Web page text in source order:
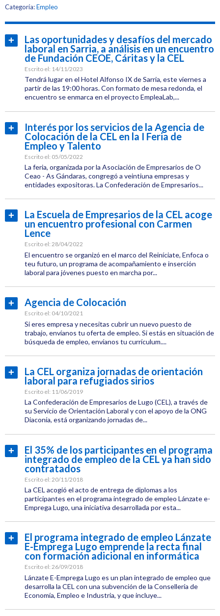
Categoría:Empleo
Etiquetas:
Jornadas
Empleo
Las oportunidades y desafíos del mercado
laboral en Sarria, a análisis en un encuentro
de Fundación CEOE, Cáritas y la CEL
Escrito el: 14/11/2023
Tendrá lugar en el Hotel Alfonso IX de Sarria, este viernes a
partir de las 19:00 horas. Con formato de mesa redonda, el
encuentro se enmarca en el proyecto EmpleaLab,...
más...
Empleo
Etiquetas:
CEL
Jornadas
Empleo
Interés por los servicios de la Agencia de
Colocación de la CEL en la I Feria de
Empleo y Talento
Escrito el: 05/05/2022
La feria, organizada por la Asociación de Empresarios de O
Ceao - As Gándaras, congregó a veintiuna empresas y
entidades expositoras. La Confederación de Empresarios...
más...
Empleo
Etiquetas:
CEL
Empleo
La Escuela de Empresarios de la CEL acoge
un encuentro profesional con Carmen
Lence
Escrito el: 28/04/2022
El encuentro se organizó en el marco del Reiníciate, Enfoca o
teu futuro, un programa de acompañamiento e inserción
laboral para jóvenes puesto en marcha por...
más...
Empleo
Etiquetas:
Jornadas
Agencia de Colocación
Escrito el: 04/10/2021
Si eres empresa y necesitas cubrir un nuevo puesto de
trabajo, envíanos tu oferta de empleo. Si estás en situación de
búsqueda de empleo, envíanos tu currículum....
Leer
más...
Empleo
La CEL organiza jornadas de orientación
laboral para refugiados sirios
Escrito el: 11/06/2019
La Confederación de Empresarios de Lugo (CEL), a través de
su Servicio de Orientación Laboral y con el apoyo de la ONG
Diaconía, está organizando jornadas de...
más...
Empleo
Etiquetas:
CEL
Empleo
El 35% de los participantes en el programa
integrado de empleo de la CEL ya han sido
contratados
Escrito el: 20/11/2018
La CEL acogió el acto de entrega de diplomas a los
participantes en el programa integrado de empleo Lánzate e-
Emprega Lugo, una iniciativa desarrollada por esta...
Leer
más...
Empleo
Etiquetas:
CEL
Formación
Empleo
El programa integrado de empleo Lánzate
E-Emprega Lugo emprende la recta final
con formación adicional en informática
Escrito el: 26/09/2018
Lánzate E-Emprega Lugo es un plan integrado de empleo que
desarrolla la CEL con una subvención de la Consellería de
Economía, Empleo e Industria, y que incluye...
Leer
más...